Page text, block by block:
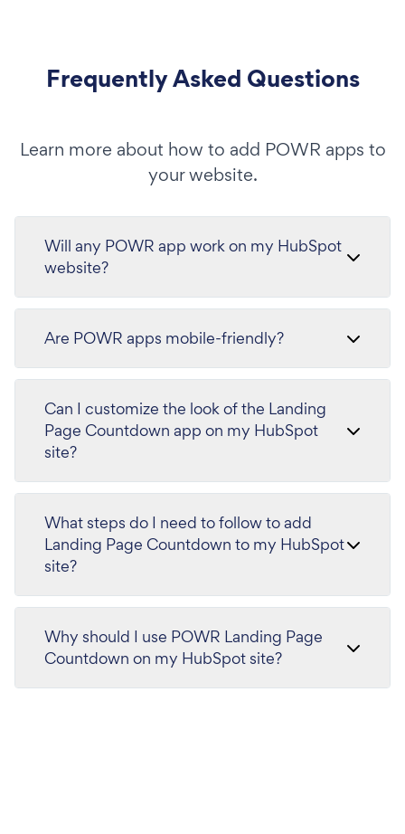
Frequently Asked Questions
Learn more about how to add POWR apps to
your website.
Will any POWR app work on my HubSpot
website?
Are POWR apps mobile-friendly?
Can I customize the look of the Landing
Page Countdown app on my HubSpot
site?
What steps do I need to follow to add
Landing Page Countdown to my HubSpot
site?
Why should I use POWR Landing Page
Countdown on my HubSpot site?